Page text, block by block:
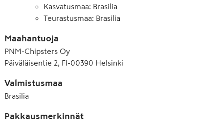
Kasvatusmaa: Brasilia
Teurastusmaa: Brasilia
Maahantuoja
PNM-Chipsters Oy
Päiväläisentie 2, FI-00390 Helsinki
Valmistusmaa
Brasilia
Pakkausmerkinnät